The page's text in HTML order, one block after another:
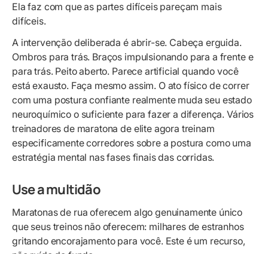
Ela faz com que as partes difíceis pareçam mais
difíceis.
A intervenção deliberada é abrir-se. Cabeça erguida.
Ombros para trás. Braços impulsionando para a frente e
para trás. Peito aberto. Parece artificial quando você
está exausto. Faça mesmo assim. O ato físico de correr
com uma postura confiante realmente muda seu estado
neuroquímico o suficiente para fazer a diferença. Vários
treinadores de maratona de elite agora treinam
especificamente corredores sobre a postura como uma
estratégia mental nas fases finais das corridas.
Use a multidão
Maratonas de rua oferecem algo genuinamente único
que seus treinos não oferecem: milhares de estranhos
gritando encorajamento para você. Este é um recurso,